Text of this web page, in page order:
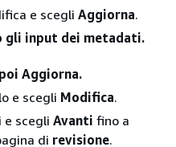
e scegli Aggiorna.
gli input dei metadati.
Aggiorna.
e scegli Modifica.
e scegli Avanti fino a
di revisione.